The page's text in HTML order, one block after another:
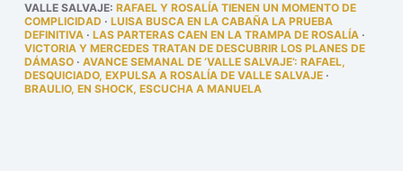
VALLE SALVAJE: RAFAEL Y ROSALÍA TIENEN UN MOMENTO DE
COMPLICIDAD · LUISA BUSCA EN LA CABAÑA LA PRUEBA
DEFINITIVA· LAS PARTERAS CAEN EN LA TRAMPA DE ROSALÍA·
VICTORIA Y MERCEDES TRATAN DE DESCUBRIR LOS PLANES DE
DÁMASO· AVANCE SEMANAL DE ‘VALLE SALVAJE’: RAFAEL,
DESQUICIADO, EXPULSA A ROSALÍA DE VALLE SALVAJE·
BRAULIO, EN SHOCK, ESCUCHA A MANUELA